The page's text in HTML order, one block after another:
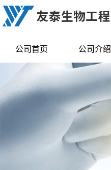
公司首页 公司介绍